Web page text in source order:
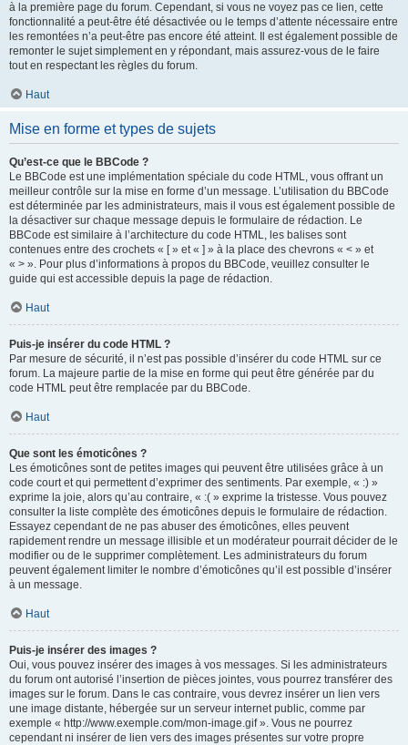
à la première page du forum. Cependant, si vous ne voyez pas ce lien, cette
fonctionnalité a peut-être été désactivée ou le temps d’attente nécessaire entre
les remontées n’a peut-être pas encore été atteint. Il est également possible de
remonter le sujet simplement en y répondant, mais assurez-vous de le faire
tout en respectant les règles du forum.
Haut
Mise en forme et types de sujets
Qu’est-ce que le BBCode ?
Le BBCode est une implémentation spéciale du code HTML, vous offrant un
meilleur contrôle sur la mise en forme d’un message. L’utilisation du BBCode
est déterminée par les administrateurs, mais il vous est également possible de
la désactiver sur chaque message depuis le formulaire de rédaction. Le
BBCode est similaire à l’architecture du code HTML, les balises sont
contenues entre des crochets « [ » et « ] » à la place des chevrons « < » et
« > ». Pour plus d’informations à propos du BBCode, veuillez consulter le
guide qui est accessible depuis la page de rédaction.
Haut
Puis-je insérer du code HTML ?
Par mesure de sécurité, il n’est pas possible d’insérer du code HTML sur ce
forum. La majeure partie de la mise en forme qui peut être générée par du
code HTML peut être remplacée par du BBCode.
Haut
Que sont les émoticônes ?
Les émoticônes sont de petites images qui peuvent être utilisées grâce à un
code court et qui permettent d’exprimer des sentiments. Par exemple, « :) »
exprime la joie, alors qu’au contraire, « :( » exprime la tristesse. Vous pouvez
consulter la liste complète des émoticônes depuis le formulaire de rédaction.
Essayez cependant de ne pas abuser des émoticônes, elles peuvent
rapidement rendre un message illisible et un modérateur pourrait décider de le
modifier ou de le supprimer complètement. Les administrateurs du forum
peuvent également limiter le nombre d’émoticônes qu’il est possible d’insérer
à un message.
Haut
Puis-je insérer des images ?
Oui, vous pouvez insérer des images à vos messages. Si les administrateurs
du forum ont autorisé l’insertion de pièces jointes, vous pourrez transférer des
images sur le forum. Dans le cas contraire, vous devrez insérer un lien vers
une image distante, hébergée sur un serveur internet public, comme par
exemple « http://www.exemple.com/mon-image.gif ». Vous ne pourrez
cependant ni insérer de lien vers des images présentes sur votre propre